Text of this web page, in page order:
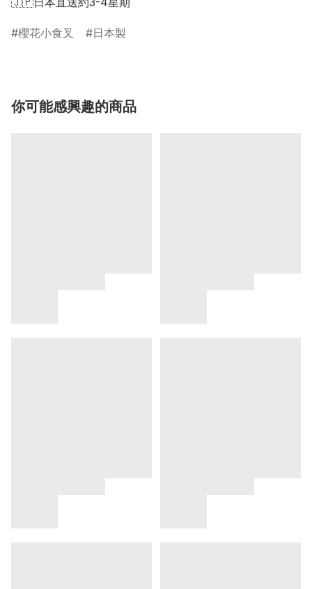
櫻花小食叉 日本製
你可能感興趣的商品